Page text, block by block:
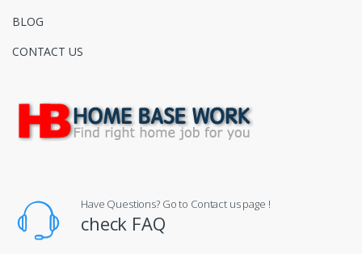
BLOG
CONTACT US
Have Questions? Go to Contact us page !
check FAQ